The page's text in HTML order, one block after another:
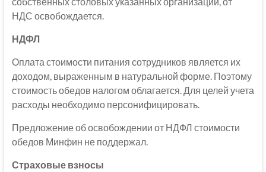
НДС освобождается.
НДФЛ
Оплата стоимости питания сотрудников является их
доходом, выраженным в натуральной форме. Поэтому
стоимость обедов налогом облагается. Для целей учета
расходы необходимо персонифицировать.
Предложение об освобождении от НДФЛ стоимости
обедов Минфин не поддержал.
Страховые взносы